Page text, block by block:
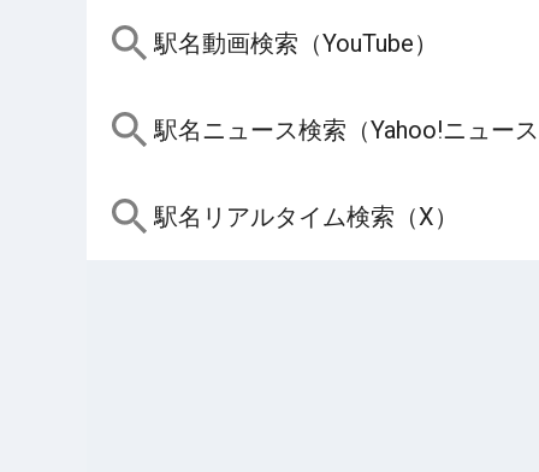
駅名動画検索（YouTube）
駅名ニュース検索（Yahoo!ニュー
駅名リアルタイム検索（X）